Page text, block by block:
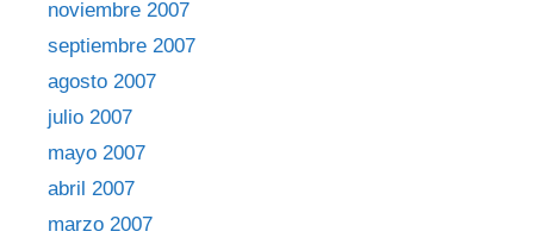
noviembre 2007
septiembre 2007
agosto 2007
julio 2007
mayo 2007
abril 2007
marzo 2007